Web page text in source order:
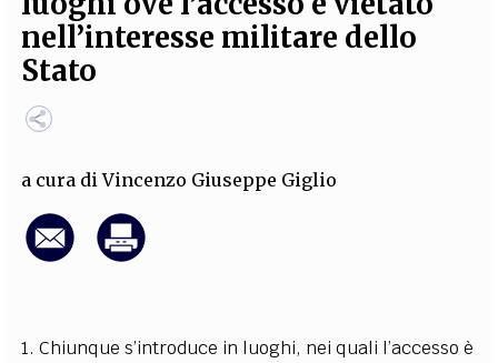
EXTRA
CODICI
nell’interesse militare dello
Stato
a cura diVincenzo Giuseppe Giglio
1. Chiunque s’introduce in luoghi, nei quali l’accesso è